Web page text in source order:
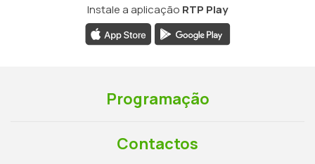
Instale a aplicação RTP Play
Programação
Contactos